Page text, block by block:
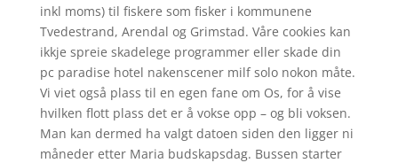
inkl moms) til fiskere som fisker i kommunene
Tvedestrand, Arendal og Grimstad. Våre cookies kan
ikkje spreie skadelege programmer eller skade din
pc paradise hotel nakenscener milf solo nokon måte.
Vi viet også plass til en egen fane om Os, for å vise
hvilken flott plass det er å vokse opp – og bli voksen.
Man kan dermed ha valgt datoen siden den ligger ni
måneder etter Maria budskapsdag. Bussen starter